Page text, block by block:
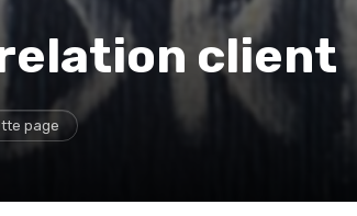
client
page